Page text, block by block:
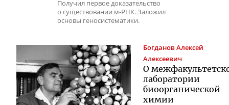
Получил первое доказательство
о существовании м-РНК. Заложил
основы геносистематики.
БогдановАлексей
Алексеевич
О
лаборатории
биоорганической
химии